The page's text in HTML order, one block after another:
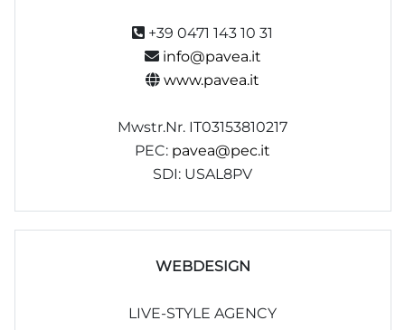
+39 0471 143 10 31
info@pavea.it
www.pavea.it
Mwstr.Nr. IT03153810217
PEC: pavea@pec.it
SDI: USAL8PV
WEBDESIGN
LIVE-STYLE AGENCY